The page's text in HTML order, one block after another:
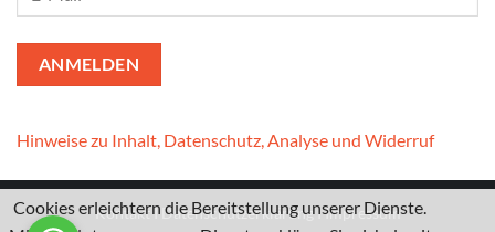
Hinweise zu Inhalt, Datenschutz, Analyse und Widerruf
KontaktI DatenschutzerklärungIImpressum
Cookies erleichtern die Bereitstellung unserer Dienste.